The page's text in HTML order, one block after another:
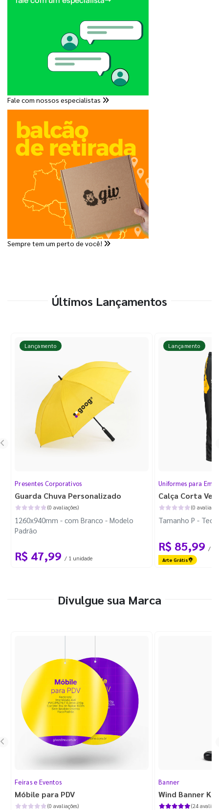
Fale com nossos especialistas
Sempre tem um perto de você!
Últimos Lançamentos
Lançamento
Presentes Corporativos
Guarda Chuva Personalizado
(0 avaliações)
1260x940mm - com Branco - Modelo
Padrão
R$ 47,99 / 1 unidade
Lançamento
Uniformes para
Calça Corta
(0
Tamanho P -
R$ 85,99 / 1
Arte Grátis
Divulgue sua Marca
Feiras e Eventos
Móbile para PDV
(0 avaliações)
Banner
Wind Banner
(24